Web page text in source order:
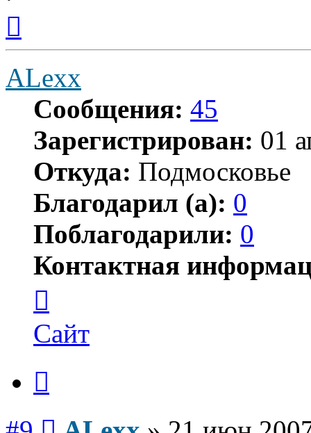
началу
ALexx
Сообщения: 45
Зарегистрирован: 01
Откуда: Подмосковье
Благодарил (а): 0
Поблагодарили: 0
Контактная
пользователя
ALexx
Сайт